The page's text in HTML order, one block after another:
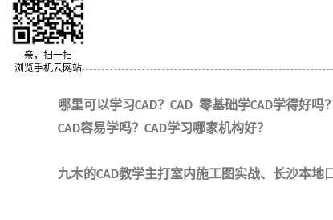
哪里可以学习CAD？ CAD 零基础学CAD学得好吗？
CAD容易学吗？ CAD学习哪家机构好？
九木的CAD教学主打室内施工图实战、长沙本
亲，扫一扫
浏览手机云网站